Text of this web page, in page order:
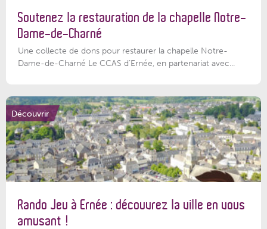
Soutenez la restauration de la chapelle Notre-
Dame-de-Charné
Une collecte de dons pour restaurer la chapelle Notre-
Dame-de-Charné Le CCAS d’Ernée, en partenariat avec...
Découvrir
Rando Jeu à Ernée : découvrez la ville en vous
amusant !